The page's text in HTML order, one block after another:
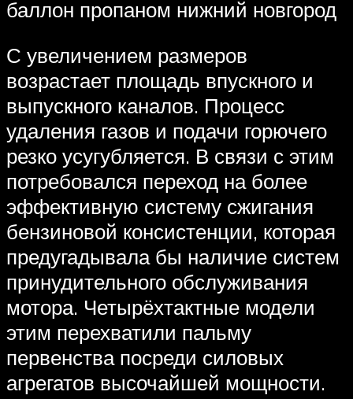
баллон пропаном нижний новгород
С увеличением размеров
возрастает площадь впускного и
выпускного каналов. Процесс
удаления газов и подачи горючего
резко усугубляется. В связи с этим
потребовался переход на более
эффективную систему сжигания
бензиновой консистенции, которая
предугадывала бы наличие систем
принудительного обслуживания
мотора. Четырёхтактные модели
этим перехватили пальму
первенства посреди силовых
агрегатов высочайшей мощности.